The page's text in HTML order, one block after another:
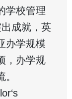
学校管理
成就，英
办学规模
，办学规